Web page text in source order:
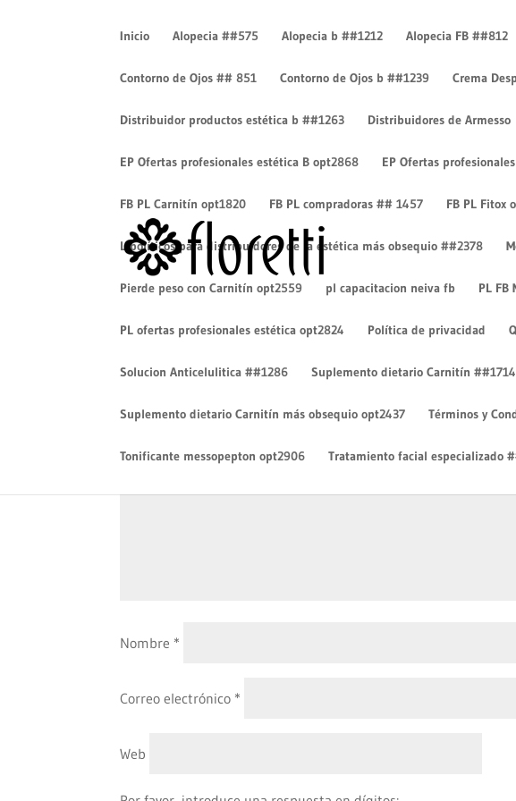
Inicio Alopecia ##575 Alopecia b ##1212 Alopecia FB ##812
Contorno de Ojos ## 851 Contorno de Ojos b ##1239 Crema
Distribuidor productos estética b ##1263 Distribuidores de Armesso
EP Ofertas profesionales estética B opt2868 EP Ofertas
FB PL Carnitín opt1820 FB PL compradoras ## 1457 FB PL Fitox
Lipolíticos para distribuidores de la estética más obsequio ##2378
Pierde peso con Carnitín opt2559 pl capacitacion neiva fb PL FB
PL ofertas profesionales estética opt2824 Política de privacidad
Solucion Anticelulitica ##1286 Suplemento dietario Carnitín ##1714
Suplemento dietario Carnitín más obsequio opt2437 Términos y
Tonificante messopepton opt2906 Tratamiento facial especializado
fondo montañas
porCesar Eduardo Camacho|Sep 4, 2019| 0 Comentarios
Enviar comentario
Nombre *
Correo electrónico *
Web